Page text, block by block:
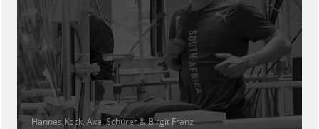
Hannes Kock, Axel Schürer & Birgit Franz